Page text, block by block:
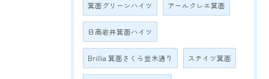
箕面グリーンハイツ アールクレエ箕面
日商岩井箕面ハイツ
Brillia 箕面さくら並木通り ステイツ箕面